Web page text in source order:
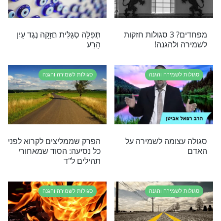
והגנה סגולות לשמירה והגנה
סגולה להנצל מרמאי
סגולות לשמירה והגנה